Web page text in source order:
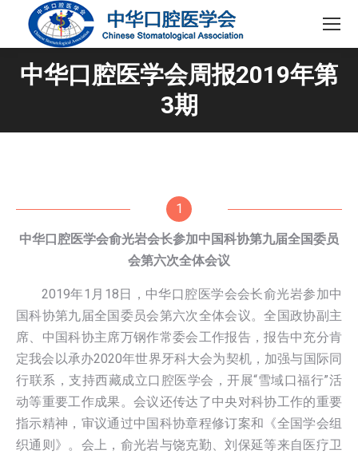
中华口腔医学会周报2019年第
3期
1
中华口腔医学会俞光岩会长参加中国科协第九届全国委员
会第六次全体会议
2019年1月18日，中华口腔医学会会长俞光岩参加中
国科协第九届全国委员会第六次全体会议。全国政协副主
席、中国科协主席万钢作常委会工作报告，报告中充分肯
定我会以承办2020年世界牙科大会为契机，加强与国际同
行联系，支持西藏成立口腔医学会，开展“雪域口福行”活
动等重要工作成果。会议还传达了中央对科协工作的重要
指示精神，审议通过中国科协章程修订案和《全国学会组
织通则》。会上，俞光岩与饶克勤、刘保延等来自医疗卫